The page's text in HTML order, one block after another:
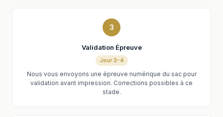
3
Validation Épreuve
Jour 3-4
Nous vous envoyons une épreuve numérique du sac pour
validation avant impression. Corrections possibles à ce
stade.